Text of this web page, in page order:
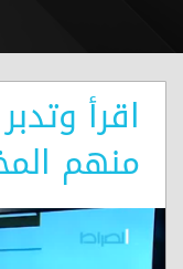
منهم